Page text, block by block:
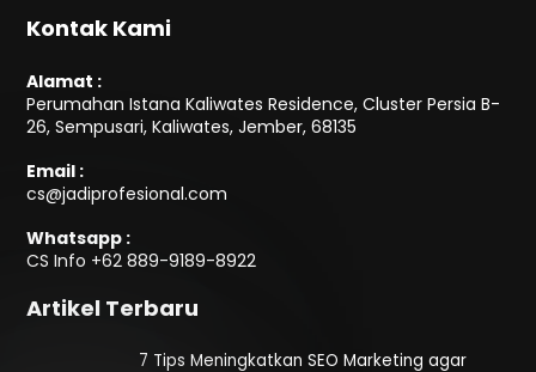
Kontak Kami
Alamat :
Perumahan Istana Kaliwates Residence, Cluster Persia B-
26, Sempusari, Kaliwates, Jember, 68135
Email :
cs@jadiprofesional.com
Whatsapp :
CS Info +62 889-9189-8922
Artikel Terbaru
7 Tips Meningkatkan SEO Marketing agar